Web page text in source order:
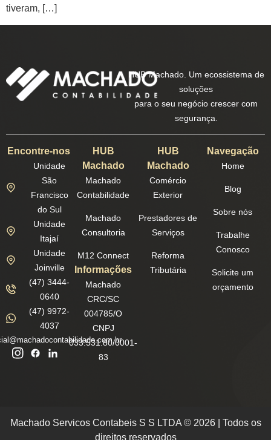
tiveram, […]
HUB Machado. Um ecossistema de
soluções
para o seu negócio crescer com
segurança.
Encontre-nos
Unidade
São
Francisco
do Sul
Unidade
Itajaí
Unidade
Joinville
(47) 3444-
0640
(47) 9972-
4037
HUB
Machado
Machado
Contabilidade
Machado
Consultoria
M12 Connect
Informações
Machado
CRC/SC
004785/O
CNPJ
033.531.80/0001-
83
HUB
Machado
Comércio
Exterior
Prestadores de
Serviços
Reforma
Tributária
Navegação
Home
Blog
Sobre nós
Trabalhe
Conosco
Solicite um
orçamento
Machado Servicos Contabeis S S LTDA © 2026 | Todos os
direitos reservados